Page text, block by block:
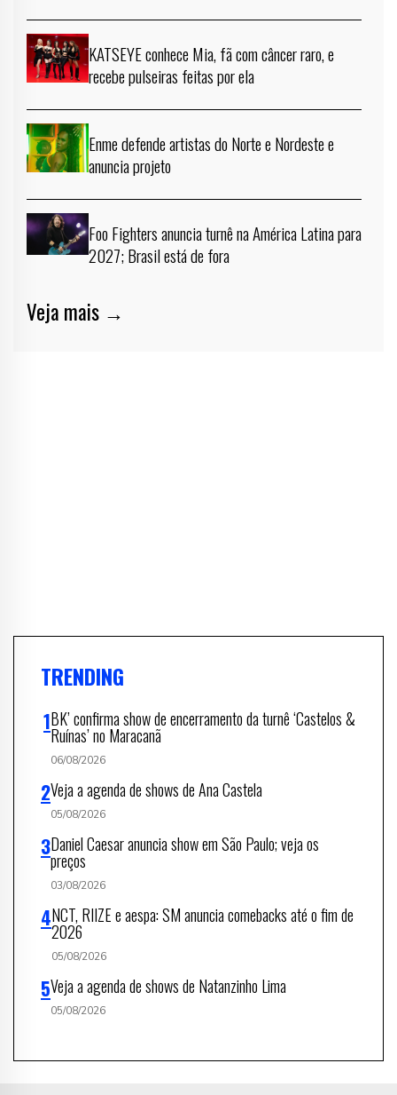
KATSEYE conhece Mia, fã com câncer raro, e
recebe pulseiras feitas por ela
Enme defende artistas do Norte e Nordeste e
anuncia projeto
Foo Fighters anuncia turnê na América Latina para
2027; Brasil está de fora
Veja mais →
TRENDING
BK’ confirma show de encerramento da turnê ‘Castelos &
Ruínas’ no Maracanã
06/08/2026
Veja a agenda de shows de Ana Castela
05/08/2026
Daniel Caesar anuncia show em São Paulo; veja os
preços
03/08/2026
NCT, RIIZE e aespa: SM anuncia comebacks até o fim de
2026
05/08/2026
Veja a agenda de shows de Natanzinho Lima
05/08/2026